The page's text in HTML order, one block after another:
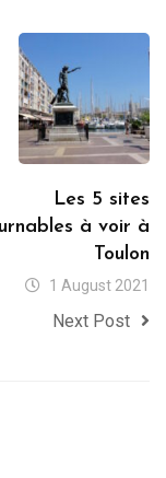
Les 5 sites
à voir à
Toulon
1 August 2021
Next Post